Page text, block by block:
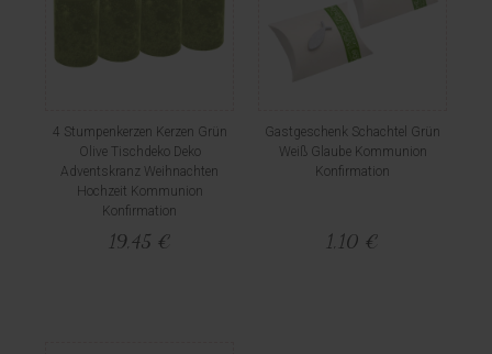
4 Stumpenkerzen Kerzen Grün
Olive Tischdeko Deko
Adventskranz Weihnachten
Hochzeit Kommunion
Konfirmation
19,45 €
Gastgeschenk Schachtel Grün
Weiß Glaube Kommunion
Konfirmation
1,10 €